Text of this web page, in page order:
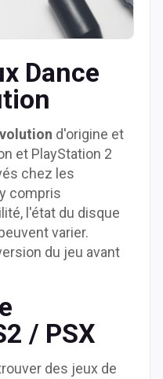
Dance
d'origine et
et PlayStation 2
chez les
compris
l'état du disque
varier.
du jeu avant
/ PSX
des jeux de